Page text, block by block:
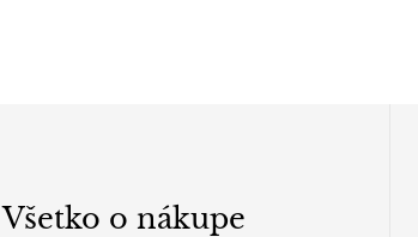
Všetko o nákupe